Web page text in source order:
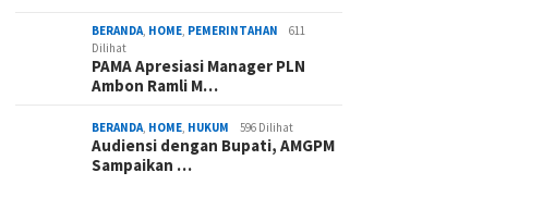
BERANDA HOME PEMERINTAHAN
611
Dilihat
PAMA Apresiasi Manager PLN
Ambon Ramli M…
BERANDA HOME HUKUM 596 Dilihat
Audiensi dengan Bupati, AMGPM
Sampaikan …